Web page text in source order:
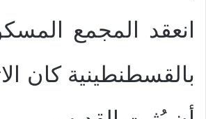
انعقد المجمع
بالقسطنطينية كان